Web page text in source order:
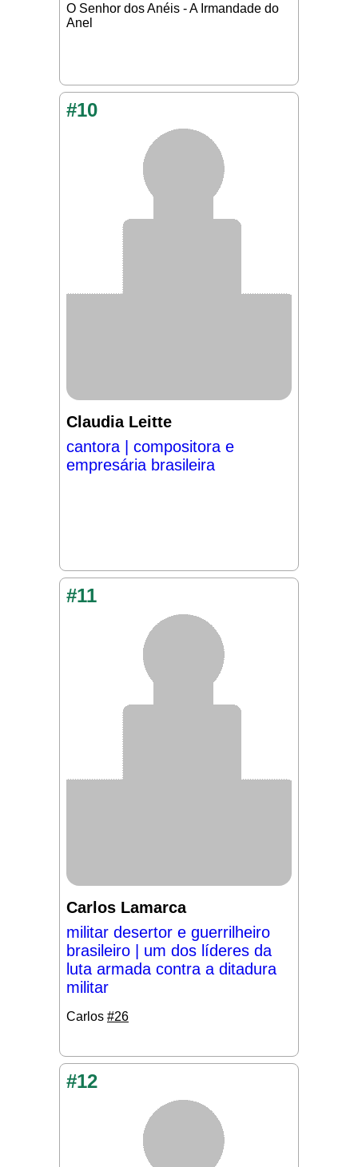
O Senhor dos Anéis - A Irmandade do
Anel
#10
Claudia Leitte
cantora | compositora e
empresária brasileira
#11
Carlos Lamarca
militar desertor e guerrilheiro
brasileiro | um dos líderes da
luta armada contra a ditadura
militar
Carlos #26
#12